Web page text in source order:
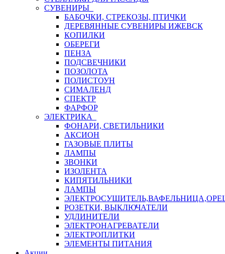
СУВЕНИРЫ
БАБОЧКИ, СТРЕКОЗЫ, ПТИЧКИ
ДЕРЕВЯННЫЕ СУВЕНИРЫ ИЖЕВСК
КОПИЛКИ
ОБЕРЕГИ
ПЕНЗА
ПОДСВЕЧНИКИ
ПОЗОЛОТА
ПОЛИСТОУН
СИМАЛЕНД
СПЕКТР
ФАРФОР
ЭЛЕКТРИКА
ФОНАРИ, СВЕТИЛЬНИКИ
АКСИОН
ГАЗОВЫЕ ПЛИТЫ
ЛАМПЫ
ЗВОНКИ
ИЗОЛЕНТА
КИПЯТИЛЬНИКИ
ЛАМПЫ
РОЗЕТКИ, ВЫКЛЮЧАТЕЛИ
УДЛИНИТЕЛИ
ЭЛЕКТРОНАГРЕВАТЕЛИ
ЭЛЕКТРОПЛИТКИ
ЭЛЕМЕНТЫ ПИТАНИЯ